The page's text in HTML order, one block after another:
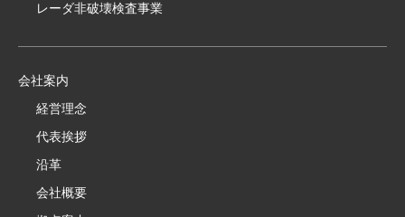
レーダ非破壊検査事業
会社案内
経営理念
代表挨拶
沿革
会社概要